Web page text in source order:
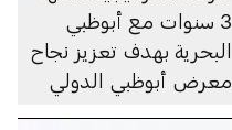
3 سنوات مع أبوظبي
البحرية بهدف تعزيز نجاح
معرض أبوظبي الدولي